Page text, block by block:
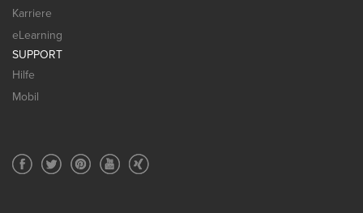
Karriere
eLearning
SUPPORT
Hilfe
Mobil